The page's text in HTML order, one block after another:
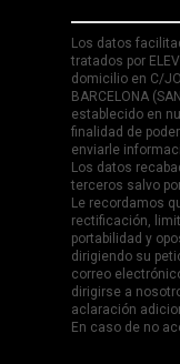
Los datos
tratados por
domicilio en C/
BARCELONA
establecido en
finalidad de poder
enviarle
Los datos
terceros salvo
Le recordamos
rectificación,
portabilidad y
dirigiendo su
correo
dirigirse a
aclaración
En caso de no